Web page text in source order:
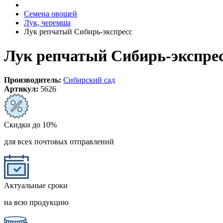
Семена овощей
Лук, черемша
Лук репчатый Сибирь-экспресс
Лук репчатый Сибирь-
Производитель: Сибирский сад
Артикул: 5626
Скидки до 10%
для всех почтовых отправлений
Актуальные сроки
на всю продукцию